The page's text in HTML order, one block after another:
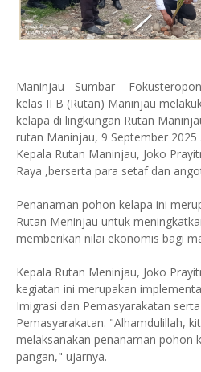
Maninjau - Sumbar -
kelas II B (Rutan) Maninjau
kelapa di lingkungan Rutan
rutan Maninjau, 9 September 2025
Kepala Rutan Maninjau, Joko
Raya ,berserta para setaf dan
Penanaman pohon kelapa ini
Rutan Meninjau untuk
memberikan nilai ekonomis bagi
Kepala Rutan Meninjau, Joko
kegiatan ini merupakan
Imigrasi dan Pemasyarakatan
Pemasyarakatan. "Alhamdulillah,
melaksanakan penanaman pohon
pangan," ujarnya.